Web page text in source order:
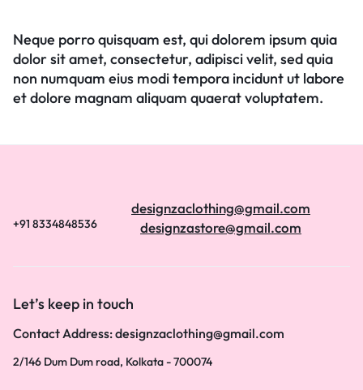
Neque porro quisquam est, qui dolorem ipsum quia
dolor sit amet, consectetur, adipisci velit, sed quia
non numquam eius modi tempora incidunt ut labore
et dolore magnam aliquam quaerat voluptatem.
+91 8334848536
designzaclothing@gmail.com
designzastore@gmail.com
Let’s keep in touch
Contact Address: designzaclothing@gmail.com
2/146 Dum Dum road, Kolkata - 700074